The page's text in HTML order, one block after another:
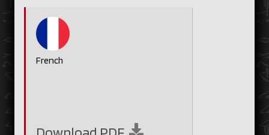
French